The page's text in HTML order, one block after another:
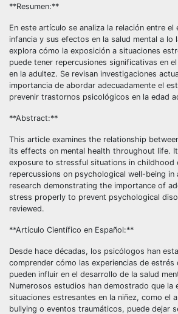
**Resumen:**
En este artículo se analiza la relación entre el
infancia y sus efectos en la salud mental a lo
explora cómo la exposición a situaciones
puede tener repercusiones significativas en
en la adultez. Se revisan investigaciones
importancia de abordar adecuadamente el
prevenir trastornos psicológicos en la edad
**Abstract:**
This article examines the relationship
its effects on mental health throughout life.
exposure to stressful situations in childhood
repercussions on psychological well-being in
research demonstrating the importance of
stress properly to prevent psychological
reviewed.
**Artículo Científico en Español:**
Desde hace décadas, los psicólogos han
comprender cómo las experiencias de estrés
pueden influir en el desarrollo de la salud
Numerosos estudios han demostrado que la
situaciones estresantes en la niñez, como el
bullying o eventos traumáticos, puede dejar